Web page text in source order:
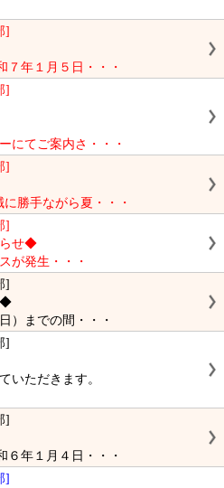
]
７年１月５日・・・
]
にてご案内さ・・・
]
勝手ながら夏・・・
]
らせ◆
が発生・・・
]
◆
）までの間・・・
]
いただきます。
]
６年１月４日・・・
]